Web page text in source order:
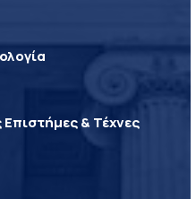
& Τέχνες